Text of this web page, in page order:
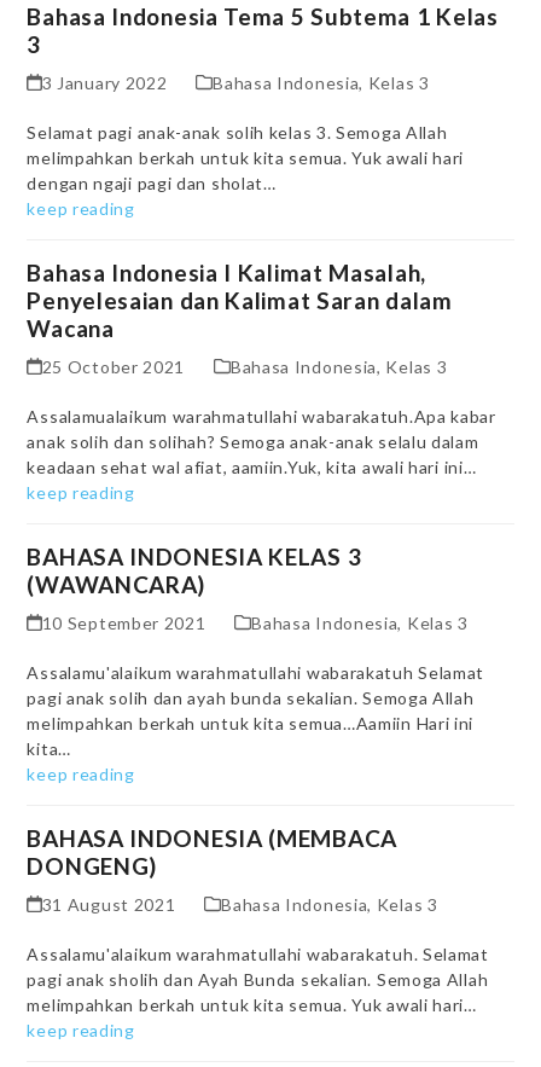
Bahasa Indonesia Tema 5 Subtema 1 Kelas
3
3 January 2022 Bahasa Indonesia, Kelas 3
Selamat pagi anak-anak solih kelas 3. Semoga Allah
melimpahkan berkah untuk kita semua. Yuk awali hari
dengan ngaji pagi dan sholat…
keep reading
Bahasa Indonesia I Kalimat Masalah,
Penyelesaian dan Kalimat Saran dalam
Wacana
25 October 2021 Bahasa Indonesia, Kelas 3
Assalamualaikum warahmatullahi wabarakatuh.Apa kabar
anak solih dan solihah? Semoga anak-anak selalu dalam
keadaan sehat wal afiat, aamiin.Yuk, kita awali hari ini…
keep reading
BAHASA INDONESIA KELAS 3
(WAWANCARA)
10 September 2021 Bahasa Indonesia, Kelas 3
Assalamu'alaikum warahmatullahi wabarakatuh Selamat
pagi anak solih dan ayah bunda sekalian. Semoga Allah
melimpahkan berkah untuk kita semua…Aamiin Hari ini
kita…
keep reading
BAHASA INDONESIA (MEMBACA
DONGENG)
31 August 2021 Bahasa Indonesia, Kelas 3
Assalamu'alaikum warahmatullahi wabarakatuh. Selamat
pagi anak sholih dan Ayah Bunda sekalian. Semoga Allah
melimpahkan berkah untuk kita semua. Yuk awali hari…
keep reading